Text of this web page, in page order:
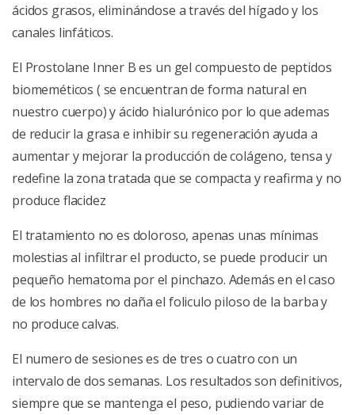
ácidos grasos, eliminándose a través del hígado y los
canales linfáticos.
El Prostolane Inner B es un gel compuesto de peptidos
biomeméticos ( se encuentran de forma natural en
nuestro cuerpo) y ácido hialurónico por lo que ademas
de reducir la grasa e inhibir su regeneración ayuda a
aumentar y mejorar la producción de colágeno, tensa y
redefine la zona tratada que se compacta y reafirma y no
produce flacidez
El tratamiento no es doloroso, apenas unas mínimas
molestias al infiltrar el producto, se puede producir un
pequeño hematoma por el pinchazo. Además en el caso
de los hombres no daña el foliculo piloso de la barba y
no produce calvas.
El numero de sesiones es de tres o cuatro con un
intervalo de dos semanas. Los resultados son definitivos,
siempre que se mantenga el peso, pudiendo variar de